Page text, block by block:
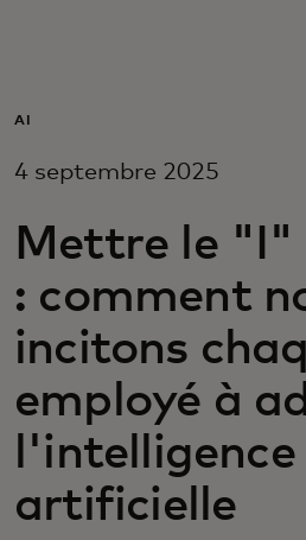
Pour les innovateurs
Actualités et
AI
4 septembre 2025
Mettre le "I"
: comment
incitons
employé à
l'intelligence
artificielle